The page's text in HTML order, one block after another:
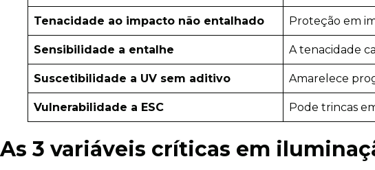
Tenacidade ao impacto não entalhado Proteção em
Sensibilidade a entalhe A tenacidade
Suscetibilidade a UV sem aditivo Amarelece
Vulnerabilidade a ESC Pode trincas
As 3 variáveis críticas em